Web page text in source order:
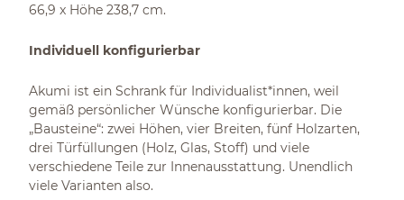
66,9 x Höhe 238,7 cm.
Individuell konfigurierbar
Akumi ist ein Schrank für Individualist*innen, weil
gemäß persönlicher Wünsche konfigurierbar. Die
„Bausteine“: zwei Höhen, vier Breiten, fünf Holzarten,
drei Türfüllungen (Holz, Glas, Stoff) und viele
verschiedene Teile zur Innenausstattung. Unendlich
viele Varianten also.